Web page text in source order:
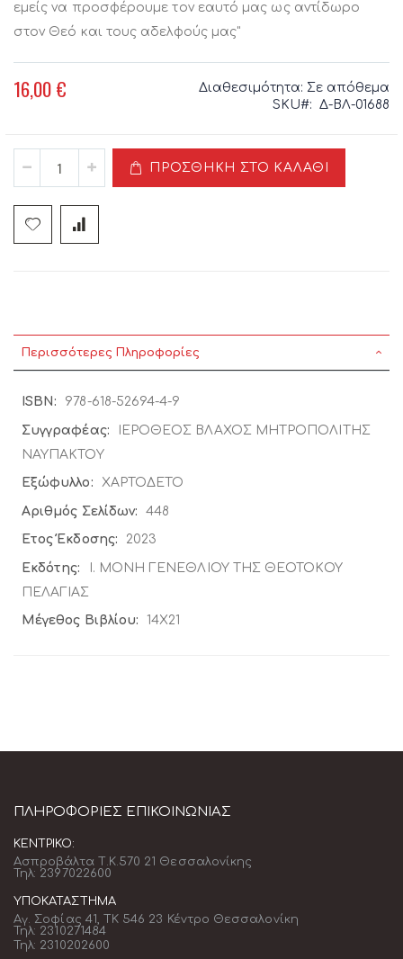
εμείς να προσφέρουμε τον εαυτό μας ως αντίδωρο
στον Θεό και τους αδελφούς μας"
16,00 € Διαθεσιμότητα: Σε απόθεμα
SKU
Δ-ΒΛ-01688
ΠΡΟΣΘΉΚΗ ΣΤΟ ΚΑΛΆΘΙ
Περισσότερες Πληροφορίες
Περισσότερες
Πληροφορίες
978-618-52694-4-9
ΙΕΡΟΘΕΟΣ ΒΛΑΧΟΣ ΜΗΤΡΟΠΟΛΙΤΗΣ
ΝΑΥΠΑΚΤΟΥ
ΧΑΡΤΟΔΕΤΟ
448
2023
Ι. ΜΟΝΗ ΓΕΝΕΘΛΙΟΥ ΤΗΣ ΘΕΟΤΟΚΟΥ
ΠΕΛΑΓΙΑΣ
14X21
ΠΛΗΡΟΦΟΡΊΕΣ ΕΠΙΚΟΙΝΩΝΊΑΣ
ΚΕΝΤΡΙΚΌ:
Ασπροβάλτα Τ.Κ.570 21 Θεσσαλονίκης
Τηλ: 2397022600
ΥΠΟΚΑΤΆΣΤΗΜΑ
Αγ. Σοφίας 41, ΤΚ 546 23 Κέντρο Θεσσαλονίκη
Τηλ: 2310271484
Τηλ: 2310202600